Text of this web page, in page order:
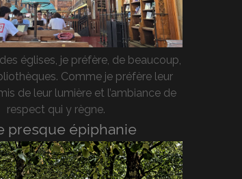
églises, je préfère, de beaucoup,
Comme je préfère leur
de leur lumière et l’ambiance de
respect qui y règne.
presque épiphanie